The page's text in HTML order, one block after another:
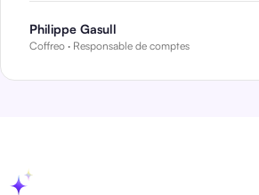
Philippe Gasull
Coffreo · Responsable de comptes